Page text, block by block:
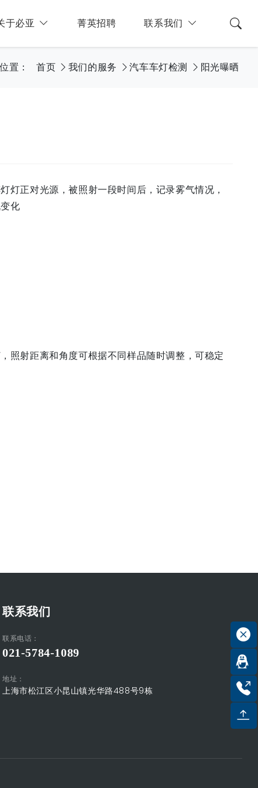
于必亚 菁英招聘 联系我们
置： 首页 我们的服务 汽车车灯检测 阳光曝晒
灯正对光源，被照射一段时间后，记录雾气情况，
化
照射距离和角度可根据不同样品随时调整，可稳定
联系我们
联系电话：
021-5784-1089
地址：
上海市松江区小昆山镇光华路488号9栋